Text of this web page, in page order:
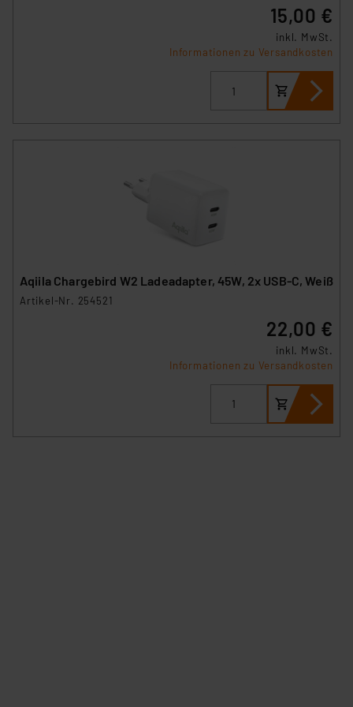
15,00 €
inkl. MwSt.
Informationen zu Versandkosten
Aqiila Chargebird W2 Ladeadapter, 45W, 2x USB-C, Weiß
Artikel-Nr. 254521
22,00 €
inkl. MwSt.
Informationen zu Versandkosten